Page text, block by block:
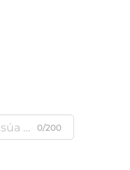
0/200